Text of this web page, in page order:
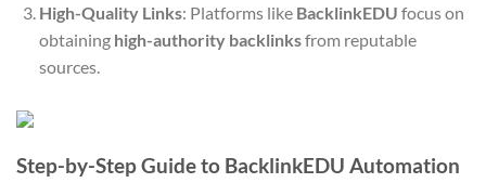
High-Quality Links: Platforms like BacklinkEDU focus on
obtaining high-authority backlinksfrom reputable
sources.
Step-by-Step Guide to BacklinkEDU Automation